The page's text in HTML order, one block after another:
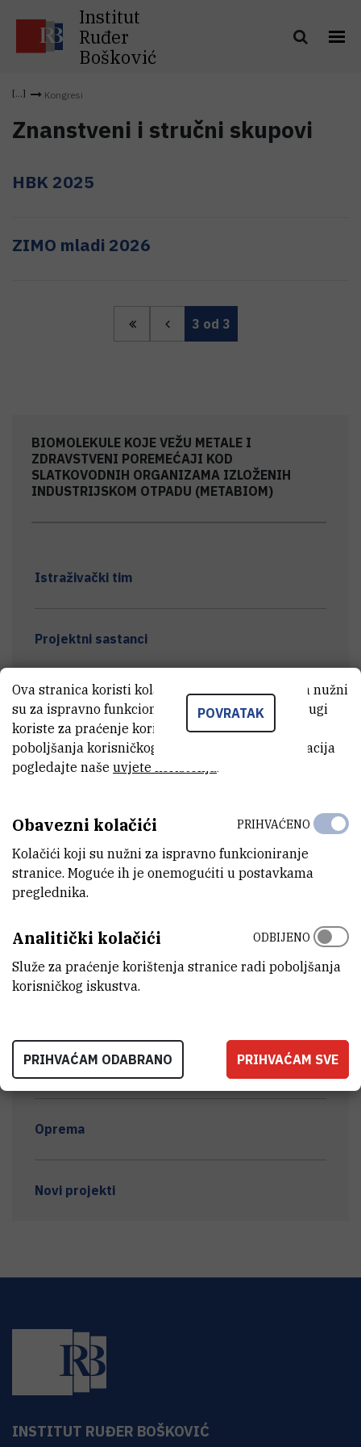
Institut
Ruđer
Bošković
Kongresi
Znanstveni i stručni skupovi
HBK 2025
ZIMO mladi 2026
3 od 3
BIOMOLEKULE KOJE VEŽU METALE I
ZDRAVSTVENI POREMEĆAJI KOD
SLATKOVODNIH ORGANIZAMA IZLOŽENIH
INDUSTRIJSKOM OTPADU (METABIOM)
Istraživački tim
Projektni sastanci
Terenski rad
Znanstveni radovi i konferencije
Znanstveni i stručni skupovi
Ocjenski radovi i stručne prakse
Diseminacija - ostalo
Nagrade i potpore
Oprema
Novi projekti
INSTITUT RUĐER BOŠKOVIĆ
POVRATAK
Ova stranica koristi kolačiće. Neki od tih kolačića nužni
su za ispravno funkcioniranje stranice, dok se drugi
koriste za praćenje korištenja stranice radi
poboljšanja korisničkog iskustva. Za više informacija
pogledajte naše uvjete korištenja.
Obavezni kolačići
Kolačići koji su nužni za ispravno funkcioniranje
stranice. Moguće ih je onemogućiti u postavkama
preglednika.
PRIHVAĆENO
Analitički kolačići
Služe za praćenje korištenja stranice radi poboljšanja
korisničkog iskustva.
ODBIJENO
PRIHVAĆAM ODABRANO PRIHVAĆAM SVE